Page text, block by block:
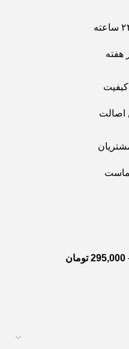
اصالت
ماست
295,000 تومان